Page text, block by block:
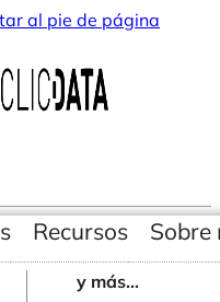
al pie de página
y más...
Recursos Sobre